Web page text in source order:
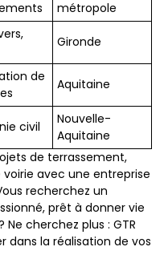
métropole
Gironde
de
Aquitaine
civil
Nouvelle-
Aquitaine
de terrassement,
avec une entreprise
recherchez un
prêt à donner vie
cherchez plus : GTR
dans la réalisation de vos